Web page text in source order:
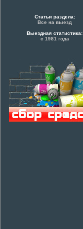
Статьи раздела:
Все на выезд
Выездная статистика:
с 1981 года